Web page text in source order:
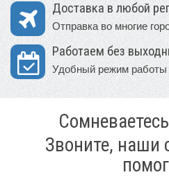
Доставка в любой
Отправка во многие
Работаем без
Удобный режим работы
Звоните, наши